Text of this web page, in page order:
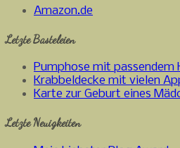
Amazon.de
Letzte Basteleien
Pumphose mit passendem
Krabbeldecke mit vielen
Karte zur Geburt eines
Letzte Neuigkeiten